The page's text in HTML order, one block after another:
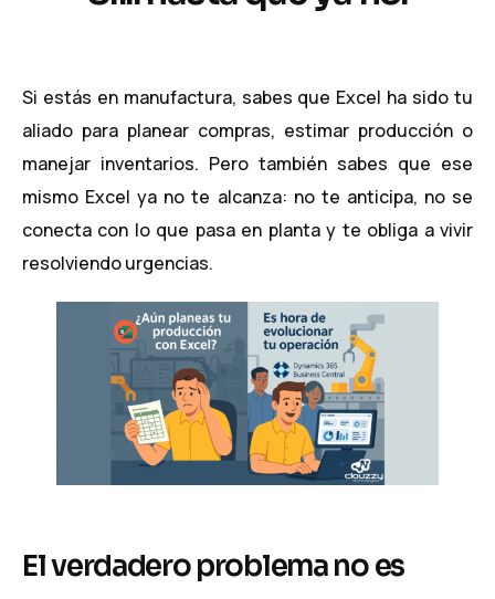
Si estás en manufactura, sabes que Excel ha sido tu
aliado para planear compras, estimar producción o
manejar inventarios. Pero también sabes que ese
mismo Excel ya no te alcanza: no te anticipa, no se
conecta con lo que pasa en planta y te obliga a vivir
resolviendo urgencias.
El verdadero problema no es